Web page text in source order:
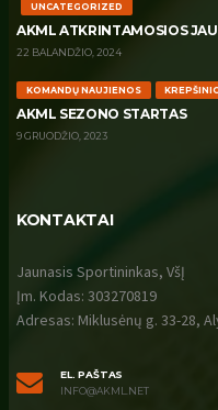
UNCATEGORIZED
AKML ATKRINTAMOSIOS
22 BALANDŽIO, 2024
KOMANDŲ NAUJIENOS
AKML SEZONO STARTAS
9 GRUODŽIO, 2023
KONTAKTAI
Jaunasis Sportininkas, VšĮ
Įm. Kodas: 303270819
Adresas: Miklusėnų g. 33-28,
EL. PAŠTAS
INFO@AKML.NET